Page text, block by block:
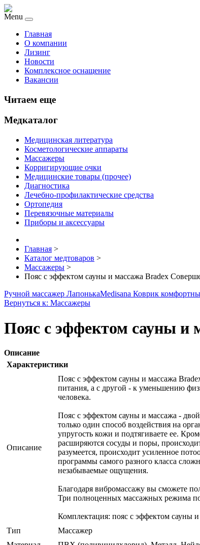
Menu
Главная
О компании
Лизинг
Новости
Комплексное оснащение
Вакансии
Читаем еще
Медкаталог
Медицинская литература
Косметологические аппараты
Массажеры
Корригирующие очки
Медицинские товары (прочее)
Диагностика
Лечебно-профилактические средства
Ортопедия
Перевязочные материалы
Приборы и аксессуары
Главная >
Каталог медтоваров >
Массажеры >
Пояс с эффектом сауны и массажа Bradex
Ручной массажер ЛапонькаMedisana Коврик
Вернуться к: Массажеры
Пояс с эффектом сауны и
Описание
Характеристики
Описание
Пояс с эффектом сауны и массажа
питания, а с другой - к уменьшению
человека.
Пояс с эффектом сауны и массажа -
только один способ воздействия на
упругость кожи и подтягиваете ее.
расширяются сосуды и поры,
разумеется, происходит усиленное
программы самого разного класса
незабываемые ощущения.
Благодаря вибромассажу вы сможете
Три полноценных массажных режима
Комплектация: пояс с эффектом сауны
Тип
Массажер